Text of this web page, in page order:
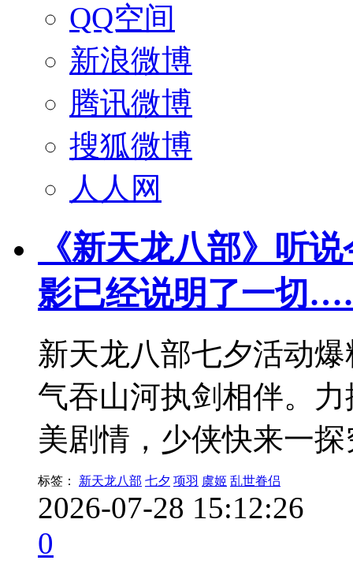
QQ空间
新浪微博
腾讯微博
搜狐微博
人人网
《新天龙八部》听
影已经说明了一切
新天龙八部七夕活动
气吞山河执剑相伴。
美剧情，少侠快来一
标签： 新天龙八部 七夕 项羽 虞姬 乱世眷侣
2026-07-28 15:12:26
0